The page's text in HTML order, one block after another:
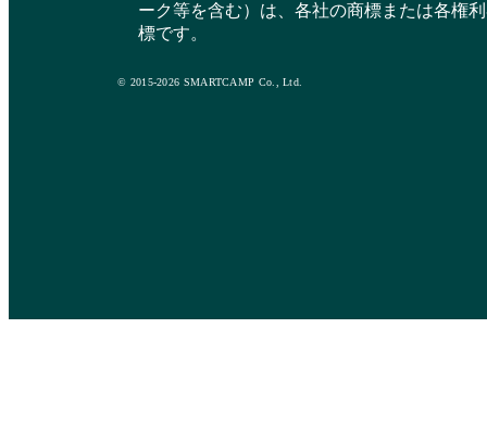
ーク等を含む）は、各社の商標または各権
標です。
© 2015-2026 SMARTCAMP Co., Ltd.